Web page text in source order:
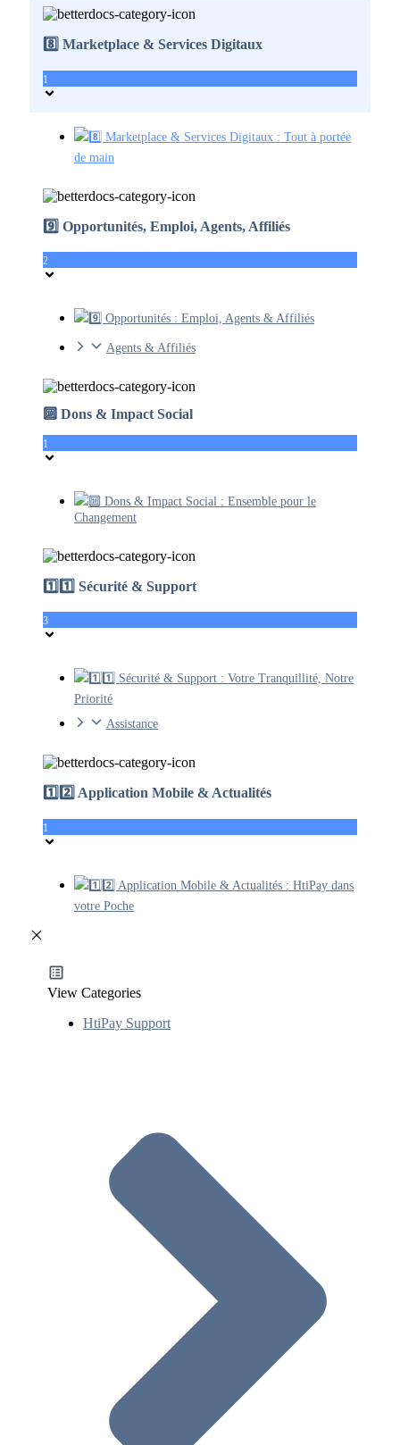
8️⃣ Marketplace & Services Digitaux
1
8️⃣ Marketplace & Services Digitaux : Tout à portée
de main
9️⃣ Opportunités, Emploi, Agents, Affiliés
2
9️⃣ Opportunités : Emploi, Agents & Affiliés
Agents & Affiliés
🔟 Dons & Impact Social
1
🔟 Dons & Impact Social : Ensemble pour le
Changement
1️⃣1️⃣ Sécurité & Support
3
1️⃣1️⃣ Sécurité & Support : Votre Tranquillité, Notre
Priorité
Assistance
1️⃣2️⃣ Application Mobile & Actualités
1
1️⃣2️⃣ Application Mobile & Actualités : HtiPay dans
votre Poche
View Categories
HtiPay Support